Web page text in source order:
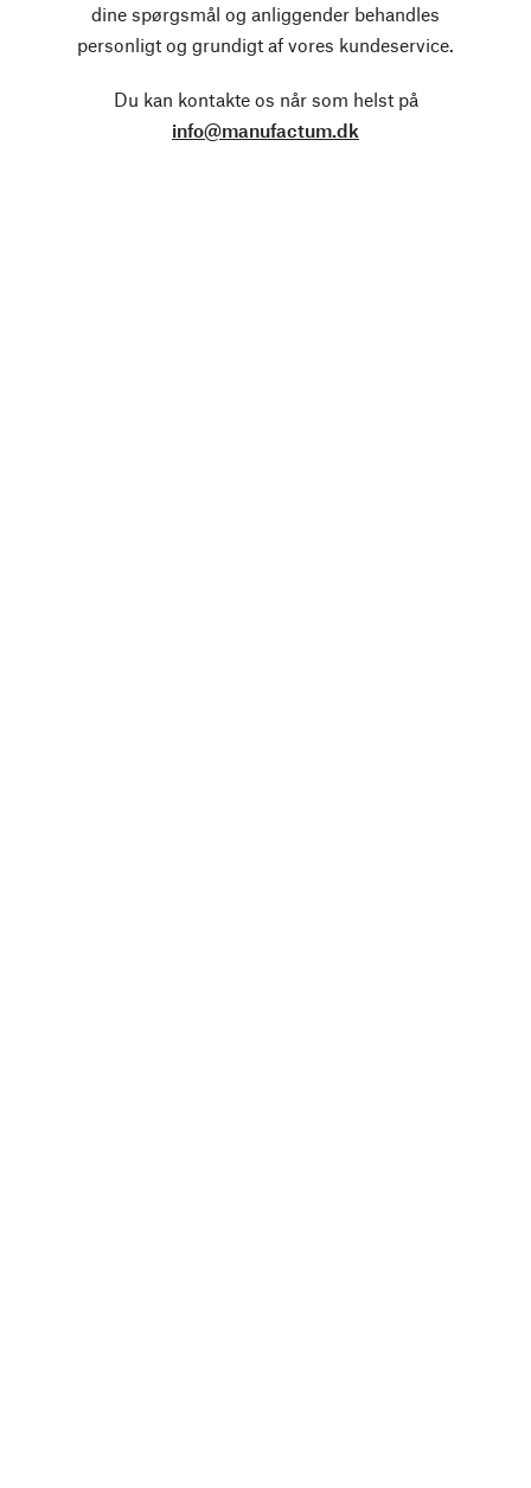
dine spørgsmål og anliggender behandles
personligt og grundigt af vores kundeservice.
Du kan kontakte os når som helst på
info@manufactum.dk